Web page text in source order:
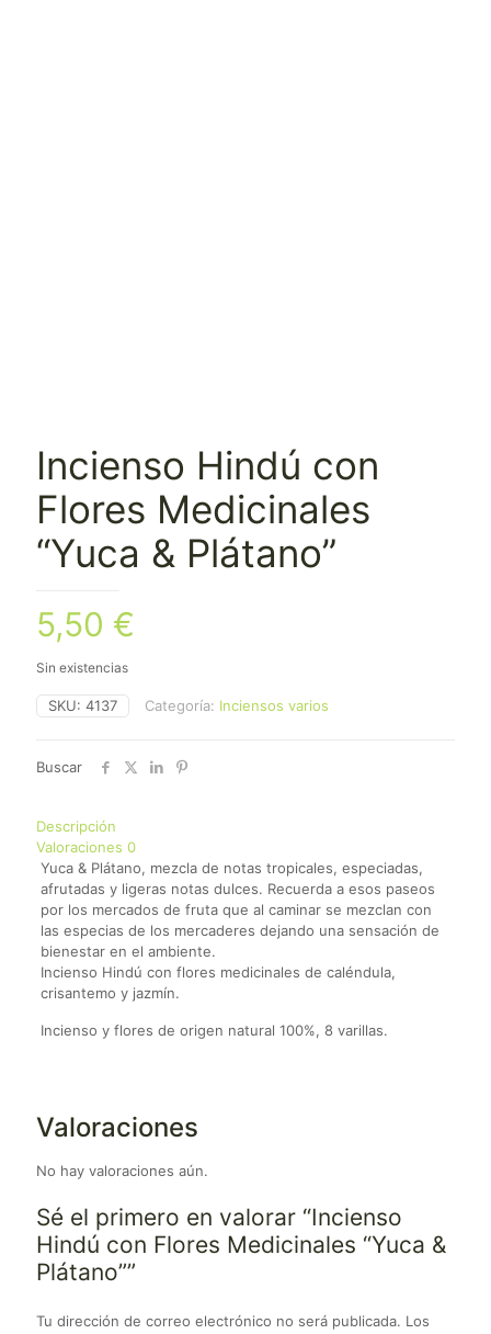
Incienso Hindú con
Flores Medicinales
“Yuca & Plátano”
5,50 €
Sin existencias
SKU: 4137 Categoría: Inciensos varios
Buscar
Descripción
Valoraciones 0
Yuca & Plátano, mezcla de notas tropicales, especiadas,
afrutadas y ligeras notas dulces. Recuerda a esos paseos
por los mercados de fruta que al caminar se mezclan con
las especias de los mercaderes dejando una sensación de
bienestar en el ambiente.
Incienso Hindú con flores medicinales de caléndula,
crisantemo y jazmín.
Incienso y flores de origen natural 100%, 8 varillas.
Valoraciones
No hay valoraciones aún.
Sé el primero en valorar “Incienso
Hindú con Flores Medicinales “Yuca &
Plátano””
Tu dirección de correo electrónico no será publicada. Los